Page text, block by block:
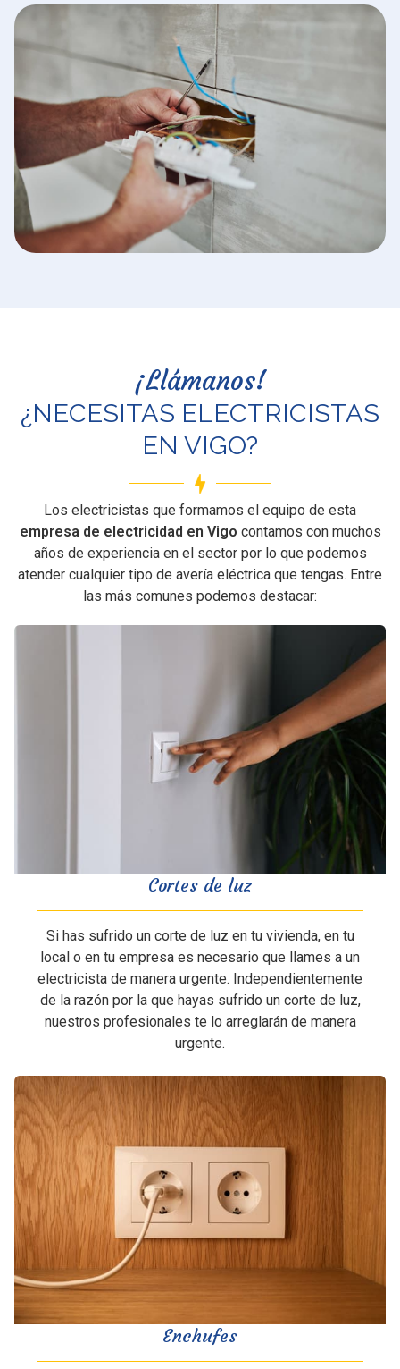
¡Llámanos!
¿NECESITAS ELECTRICISTAS
EN VIGO?
Los electricistas que formamos el equipo de esta
empresa de electricidad en Vigo contamos con muchos
años de experiencia en el sector por lo que podemos
atender cualquier tipo de avería eléctrica que tengas. Entre
las más comunes podemos destacar:
Cortes de luz
Si has sufrido un corte de luz en tu vivienda, en tu
local o en tu empresa es necesario que llames a un
electricista de manera urgente. Independientemente
de la razón por la que hayas sufrido un corte de luz,
nuestros profesionales te lo arreglarán de manera
urgente.
Enchufes